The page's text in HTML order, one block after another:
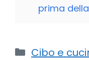
prima
Categorie
Cibo e